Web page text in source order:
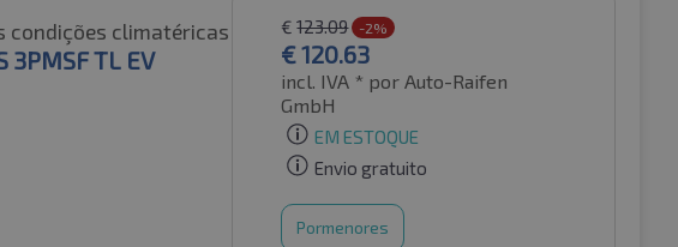
condições climatéricas
3PMSF TL EV
€ 123.09 -2%
€120.63
incl. IVA * por Auto-Raifen
GmbH
EM ESTOQUE
Envio gratuito
Pormenores